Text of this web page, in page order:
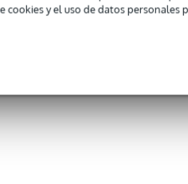
cookies y el uso de datos personales